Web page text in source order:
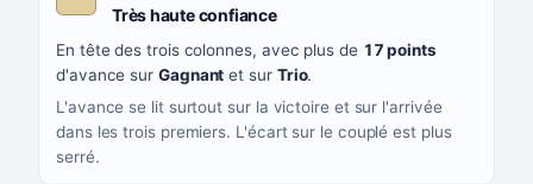
Très haute confiance, couleur beige
En tête des trois colonnes, avec plus de 17 points
d'avance sur Gagnant et sur Trio.
L'avance se lit surtout sur la victoire et sur l'arrivée
dans les trois premiers. L'écart sur le couplé est plus
serré.